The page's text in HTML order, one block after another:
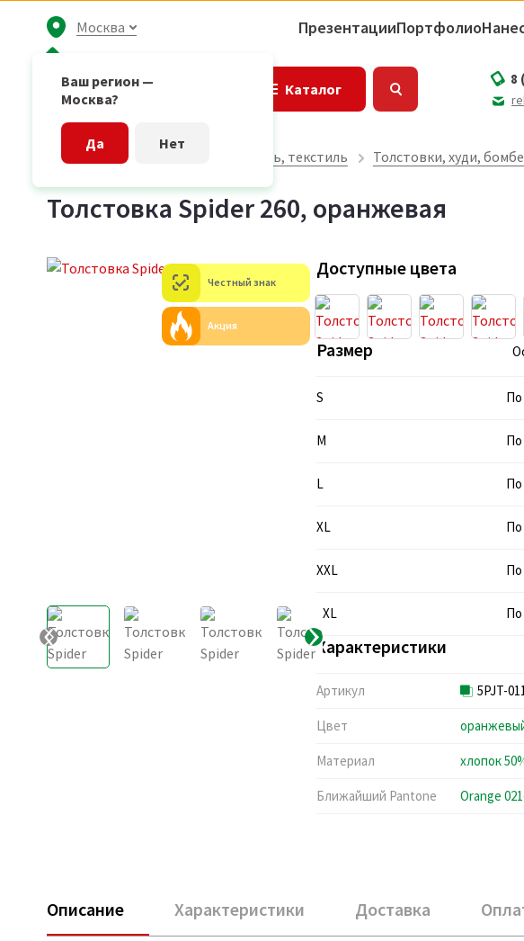
Москва
Ваш регион —
Москва?
Да Нет
ПрезентацииПортфолио
Каталог
8
Главная страница Одежда, обувь, текстиль Толстовки, худи,
Толстовка Spider 260, оранжевая
Честный знак
Акция
Доступные цвета
Размер
S По
M По
L По
XL По
XXL По
3XL По
Характеристики
Артикул 5PJT-
Цвет
Материал хлопок
Ближайший Pantone Orange
Описание Характеристики Доставка